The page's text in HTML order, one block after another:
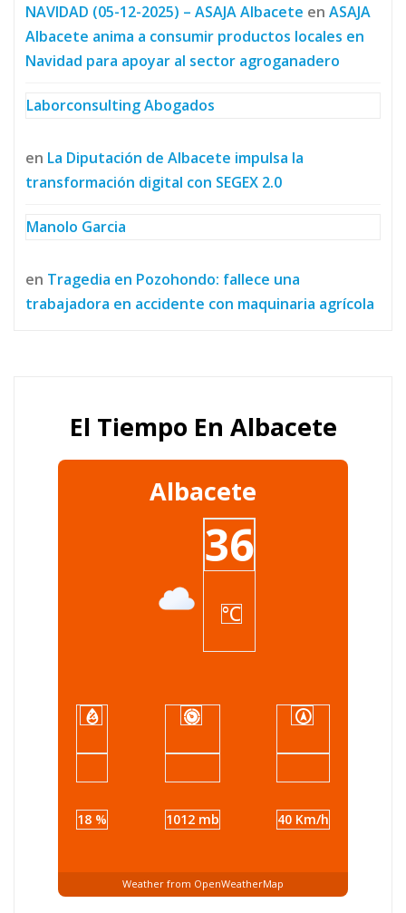
NAVIDAD (05-12-2025) – ASAJA Albacete en ASAJA
Albacete anima a consumir productos locales en
Navidad para apoyar al sector agroganadero
Laborconsulting Abogados
en La Diputación de Albacete impulsa la
transformación digital con SEGEX 2.0
Manolo Garcia
en Tragedia en Pozohondo: fallece una
trabajadora en accidente con maquinaria agrícola
El Tiempo En Albacete
Albacete
36
°C
18 % 1012 mb 40 Km/h
Weather from OpenWeatherMap